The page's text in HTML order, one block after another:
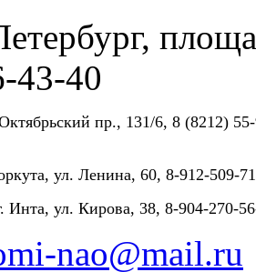
43-40
пр., 131/6, 8 (8212)
ул. Ленина, 60, 8-912-509-
Инта, ул. Кирова, 38, 8-904-270-
nao@mail.ru